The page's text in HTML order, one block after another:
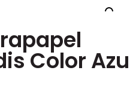
Color Azu